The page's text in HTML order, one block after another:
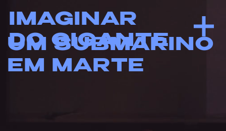
IMAGINAR
DO GIGANTE
UM SUBMARINO
EM MARTE